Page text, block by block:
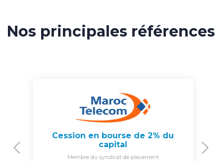
Nos principales références
Cession en bourse de 2% du
capital
Membre du syndicat de placement